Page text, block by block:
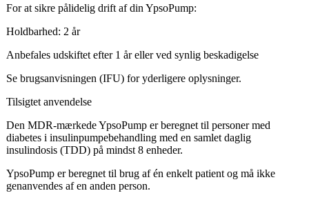
For at sikre pålidelig drift af din YpsoPump:
Holdbarhed: 2 år
Anbefales udskiftet efter 1 år eller ved synlig beskadigelse
Se brugsanvisningen (IFU) for yderligere oplysninger.
Tilsigtet anvendelse
Den MDR-mærkede YpsoPump er beregnet til personer med
diabetes i insulinpumpebehandling med en samlet daglig
insulindosis (TDD) på mindst 8 enheder.
YpsoPump er beregnet til brug af én enkelt patient og må ikke
genanvendes af en anden person.